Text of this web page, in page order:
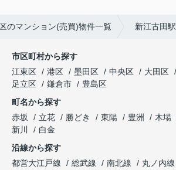
のマンション(売買)物件一覧 新江古田駅
市区町村から探す
江東区
港区 墨田区 中央区 大田区
足立区
鎌倉市
豊島区
町名から探す
赤坂
立花 勝どき 東陽 豊洲 木場
新川
白金
沿線から探す
都営大江戸線
総武線 南北線 丸ノ内線